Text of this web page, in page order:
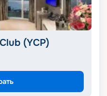
(YCP)